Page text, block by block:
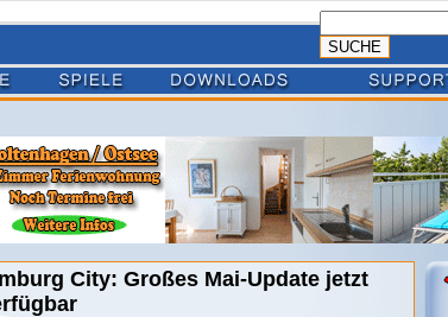
City: Großes Mai-Update jetzt